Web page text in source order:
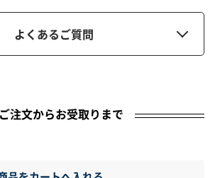
よくあるご質問
ご注文からお受取りまで